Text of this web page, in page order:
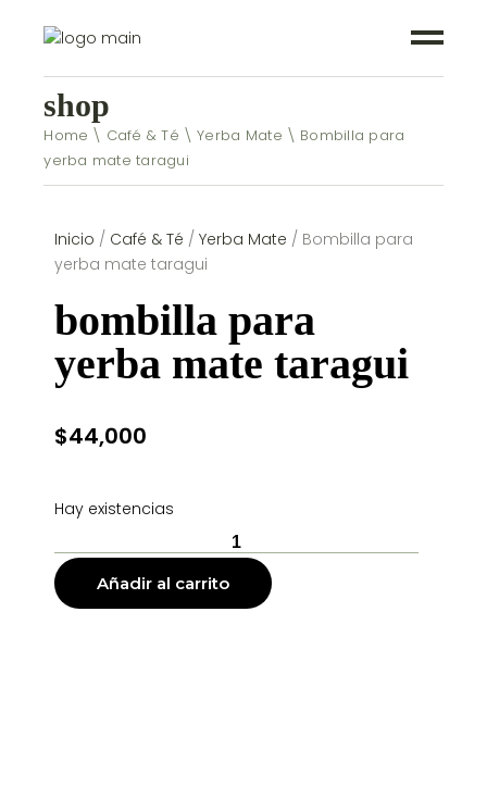
shop
Home Café & Té Yerba Mate
Bombilla para
yerba mate taragui
Inicio / Café & Té /Yerba Mate / Bombilla para
yerba mate taragui
bombilla para
yerba mate taragui
$44,000
Hay existencias
Añadir al carrito